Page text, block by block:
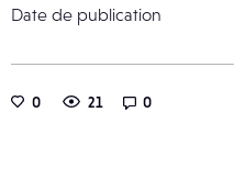
Date de publication
0 21 0